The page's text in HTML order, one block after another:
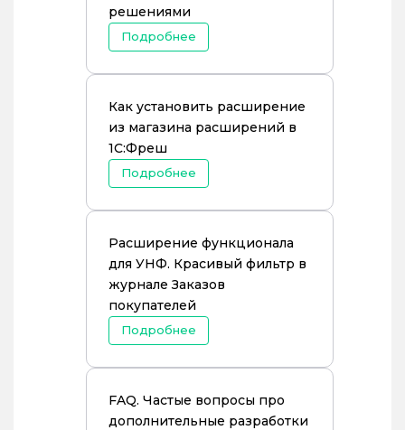
решениями
Подробнее
Как установить расширение
из магазина расширений в
1С:Фреш
Подробнее
Расширение функционала
для УНФ. Красивый фильтр в
журнале Заказов
покупателей
Подробнее
FAQ. Частые вопросы про
дополнительные разработки